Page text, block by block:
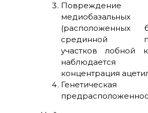
Повреждение
медиобазальных
срединной
участков лобной
наблюдается
концентрация
Генетическая